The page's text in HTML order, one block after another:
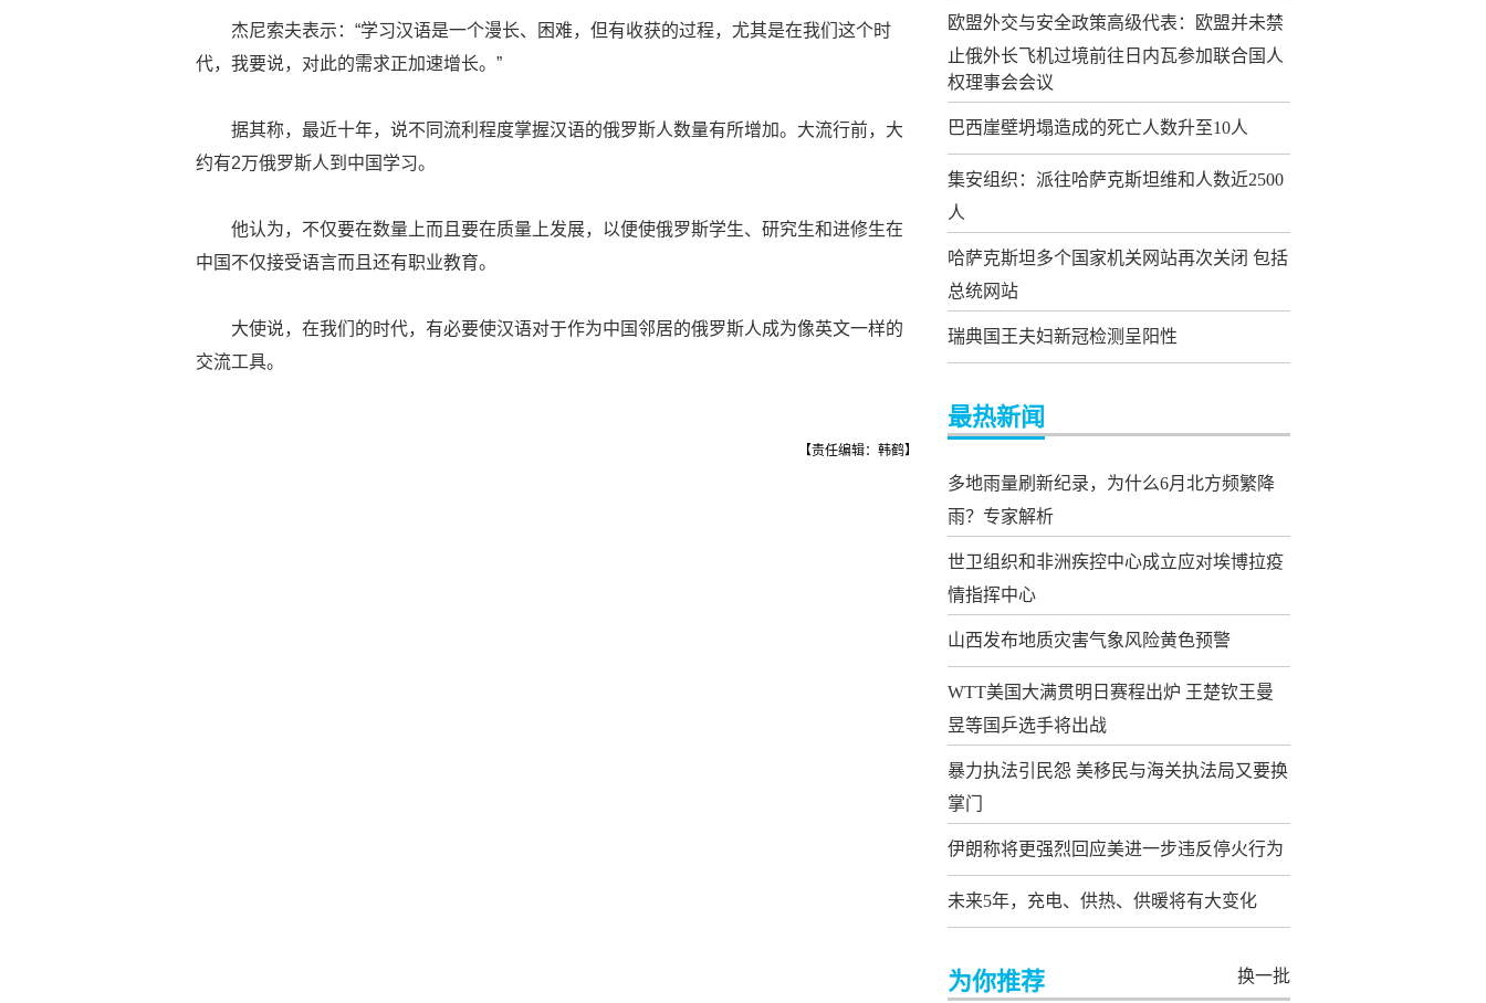
杰尼索夫表示：“学习汉语是一个漫长、困难，但有收获的过程，尤其是在我们这个时
代，我要说，对此的需求正加速增长。”
据其称，最近十年，说不同流利程度掌握汉语的俄罗斯人数量有所增加。大流行前，大
约有2万俄罗斯人到中国学习。
他认为，不仅要在数量上而且要在质量上发展，以便使俄罗斯学生、研究生和进修生在
中国不仅接受语言而且还有职业教育。
大使说，在我们的时代，有必要使汉语对于作为中国邻居的俄罗斯人成为像英文一样的
交流工具。
【责任编辑：韩鹤】
欧盟外交与安全政策高级代表：欧盟并未禁
止俄外长飞机过境前往日内瓦参加联合国人
权理事会会议
巴西崖壁坍塌造成的死亡人数升至10人
集安组织：派往哈萨克斯坦维和人数近2500
人
哈萨克斯坦多个国家机关网站再次关闭 包括
总统网站
瑞典国王夫妇新冠检测呈阳性
最热新闻
多地雨量刷新纪录，为什么6月北方频繁降
雨？专家解析
世卫组织和非洲疾控中心成立应对埃博拉疫
情指挥中心
山西发布地质灾害气象风险黄色预警
WTT美国大满贯明日赛程出炉 王楚钦王曼
昱等国乒选手将出战
暴力执法引民怨 美移民与海关执法局又要换
掌门
伊朗称将更强烈回应美进一步违反停火行为
未来5年，充电、供热、供暖将有大变化
为你推荐 换一批